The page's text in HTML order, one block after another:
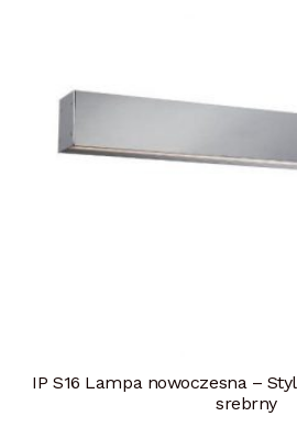
IP S16 Lampa nowoczesna –
srebrny